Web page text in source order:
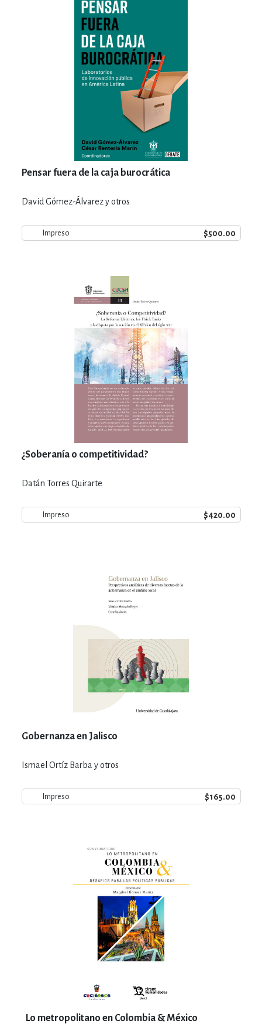
Pensar fuera de la caja burocrática
David Gómez-Álvarez y otros
Impreso $500.00
¿Soberanía o competitividad?
Datán Torres Quirarte
Impreso $420.00
Gobernanza en Jalisco
Ismael Ortíz Barba y otros
Impreso $165.00
Lo metropolitano en Colombia & México